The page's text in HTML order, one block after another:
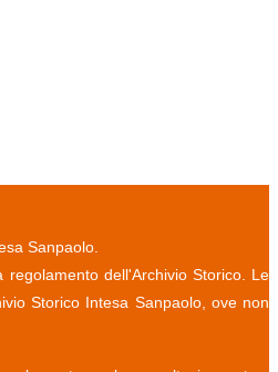
Sanpaolo.
regolamento dell'Archivio Storico. Le
Storico Intesa Sanpaolo, ove non